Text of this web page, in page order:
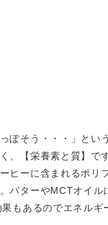
ぽそう・・・」とい
、【栄養素と質】です
ヒーに含まれるポリ
バターやMCTオイル
もあるのでエネルギ